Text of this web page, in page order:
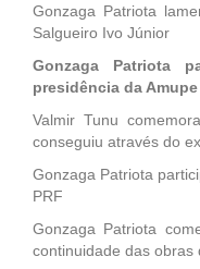
Gonzaga Patriota
Salgueiro Ivo Júnior
Gonzaga Patriota
presidência da Amupe
Valmir Tunu
conseguiu através do
Gonzaga Patriota
PRF
Gonzaga Patriota
continuidade das obras